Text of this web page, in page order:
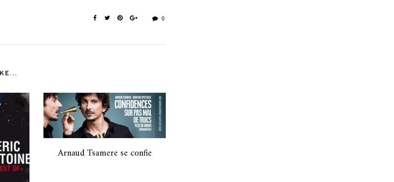
0
Arnaud Tsamere se confie